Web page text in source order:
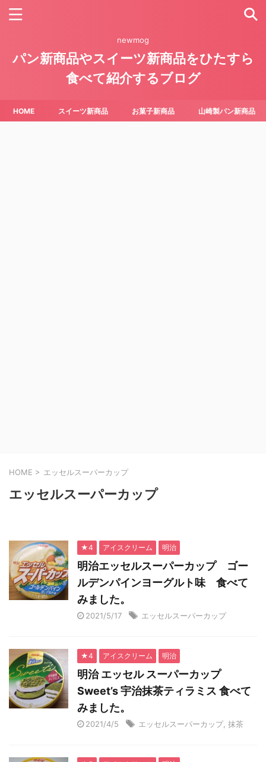
newmog
パン新商品やスイーツ新商品をひたすら
食べて紹介するブログ
HOME スイーツ新商品 お菓子新商品 山崎製パン新商品
HOME > エッセルスーパーカップ
エッセルスーパーカップ
★4 アイスクリーム 明治
明治エッセルスーパーカップ ゴー
ルデンパインヨーグルト味 食べて
みました。
2021/5/17 エッセルスーパーカップ
★4 アイスクリーム 明治
明治 エッセル スーパーカップ
Sweet’s 宇治抹茶ティラミス 食べて
みました。
2021/4/5 エッセルスーパーカップ, 抹茶